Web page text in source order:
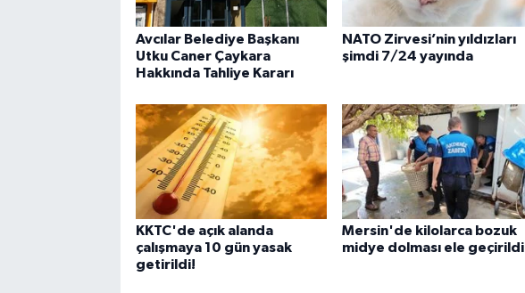
Avcılar Belediye Başkanı
Utku Caner Çaykara
Hakkında Tahliye Kararı
NATO Zirvesi’nin yıldızları
şimdi 7/24 yayında
KKTC'de açık alanda
çalışmaya 10 gün yasak
getirildi!
Mersin'de kilolarca bozuk
midye dolması ele geçirildi